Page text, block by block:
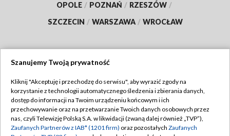
OPOLE / POZNAŃ / RZESZÓW /
SZCZECIN / WARSZAWA / WROCŁAW
TVP
Abonament TVP
Emisja w TVP
Regulamin TVP
Polityka prywatności
Szanujemy Twoją prywatność
Kliknij "Akceptuję i przechodzę do serwisu", aby wyrazić zgody na
korzystanie z technologii automatycznego śledzenia i zbierania danych,
dostęp do informacji na Twoim urządzeniu końcowym i ich
przechowywanie oraz na przetwarzanie Twoich danych osobowych przez
nas, czyli Telewizję Polską S.A. w likwidacji (zwaną dalej również „TVP”),
Zaufanych Partnerów z IAB* (1201 firm) oraz pozostałych Zaufanych